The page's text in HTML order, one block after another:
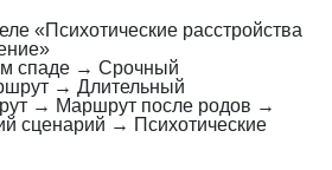
«Психотические расстройства
спаде → Срочный
→ Длительный
→ Маршрут после родов →
сценарий → Психотические